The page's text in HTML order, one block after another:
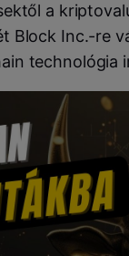
a
Block Inc.-re
technológia